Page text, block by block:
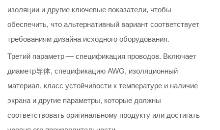
изоляции и другие ключевые показатели, чтобы
обеспечить, что альтернативный вариант соответствует
требованиям дизайна исходного оборудования.
Третий параметр — спецификация проводов. Включает
диаметр导体, спецификацию AWG, изоляционный
материал, класс устойчивости к температуре и наличие
экрана и другие параметры, которые должны
соответствовать оригинальному продукту или достигать